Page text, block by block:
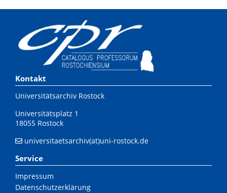
Kontakt
Universitätsarchiv Rostock
Universitätsplatz 1
18055 Rostock
universitaetsarchiv(at)uni-rostock.de
Service
Impressum
Datenschutzerklärung